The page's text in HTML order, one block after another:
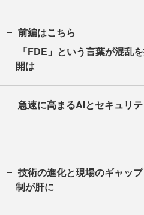
前編はこちら
「FDE」という言葉が混
開は
急速に高まるAIとセキュリ
技術の進化と現場のギャッ
制が肝に